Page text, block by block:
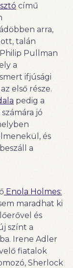
című
arra,
talán
Philip Pullman
a
ifjúsági
az első része.
pedig a
jó
és
a
Enola Holmes:
maradhat ki
és
színt a
Irene Adler
fiatalok
Sherlock